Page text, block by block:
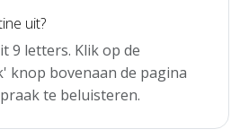
uit?
9 letters. Klik op de
knop bovenaan de pagina
te beluisteren.